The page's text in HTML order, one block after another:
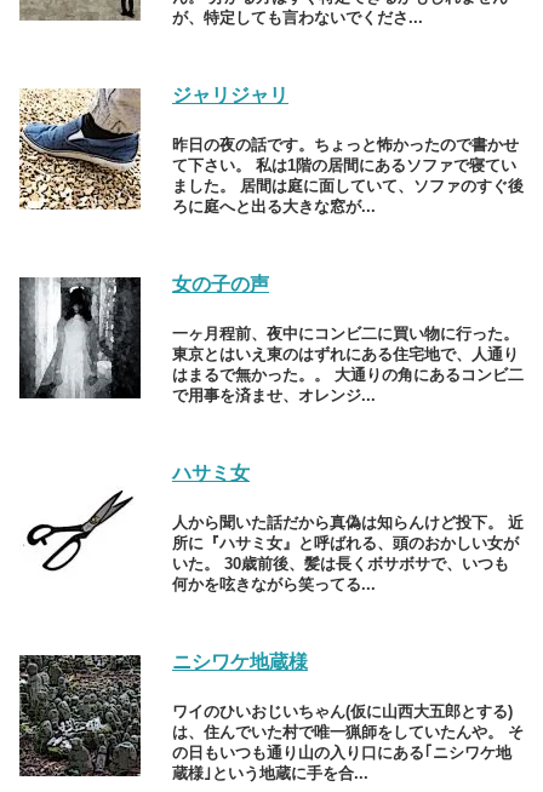
が、特定しても言わないでくださ...
ジャリジャリ
昨日の夜の話です。ちょっと怖かったので書かせ
て下さい。 私は1階の居間にあるソファで寝てい
ました。 居間は庭に面していて、ソファのすぐ後
ろに庭へと出る大きな窓が...
女の子の声
一ヶ月程前、夜中にコンビ二に買い物に行った。
東京とはいえ東のはずれにある住宅地で、人通り
はまるで無かった。。 大通りの角にあるコンビ二
で用事を済ませ、オレンジ...
ハサミ女
人から聞いた話だから真偽は知らんけど投下。 近
所に『ハサミ女』と呼ばれる、頭のおかしい女が
いた。 30歳前後、髪は長くボサボサで、いつも
何かを呟きながら笑ってる...
ニシワケ地蔵様
ワイのひいおじいちゃん(仮に山西大五郎とする)
は、住んでいた村で唯一猟師をしていたんや。 そ
の日もいつも通り山の入り口にある｢ニシワケ地
蔵様｣という地蔵に手を合...